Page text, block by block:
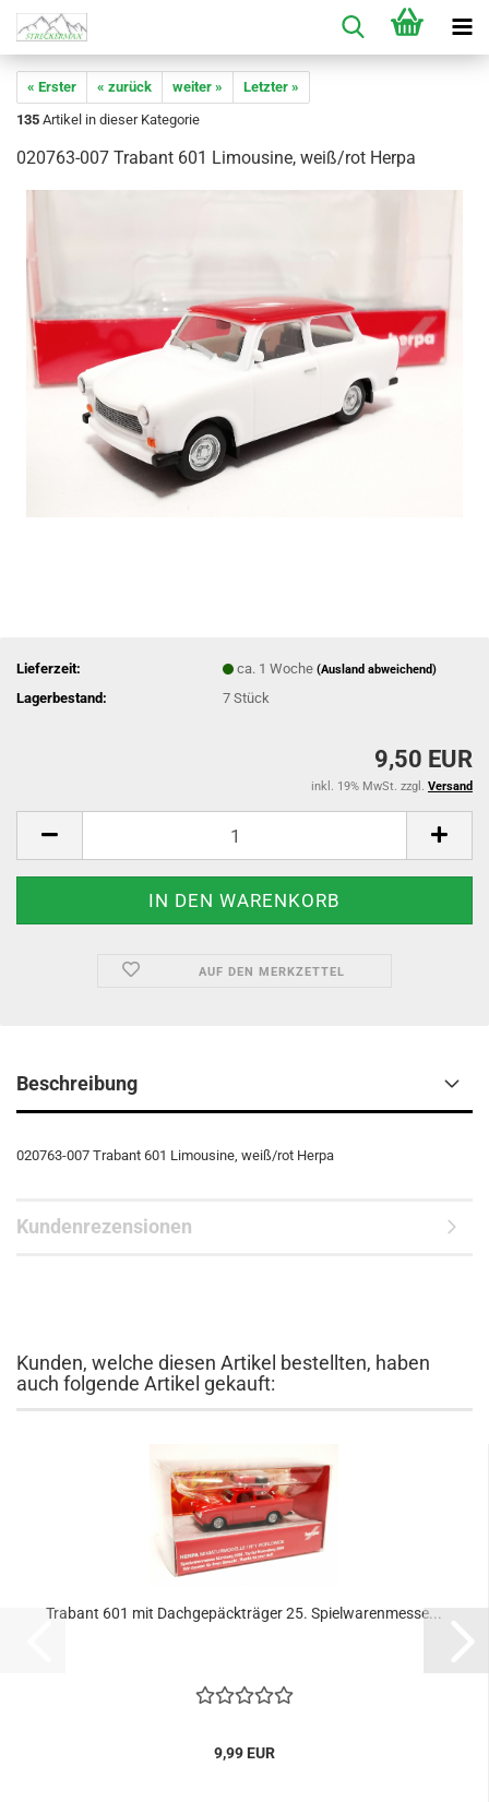
« Erster « zurück weiter »
Letzter »
135 Artikel in dieser Kategorie
020763-007 Trabant 601 Limousine, weiß/rot Herpa
Lieferzeit: ca. 1 Woche(Ausland abweichend)
Lagerbestand: 7Stück
9,50 EUR
inkl. 19% MwSt. zzgl. Versand
AUF DEN MERKZETTEL
Beschreibung
020763-007 Trabant 601 Limousine, weiß/rot Herpa
Kundenrezensionen
Kunden, welche diesen Artikel bestellten, haben
auch folgende Artikel gekauft:
Trabant 601 mit Dachgepäckträger 25. Spielwarenmesse...
9,99 EUR